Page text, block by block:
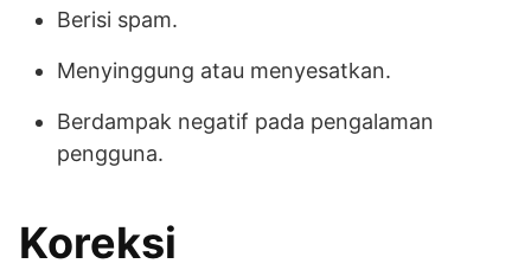
Berisi spam.
Menyinggung atau menyesatkan.
Berdampak negatif pada pengalaman
pengguna.
Koreksi